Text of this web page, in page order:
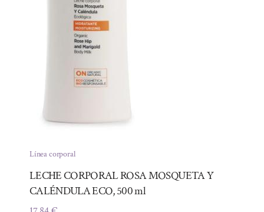
Línea corporal
LECHE CORPORAL ROSA MOSQUETA Y
CALÉNDULA ECO, 500 ml